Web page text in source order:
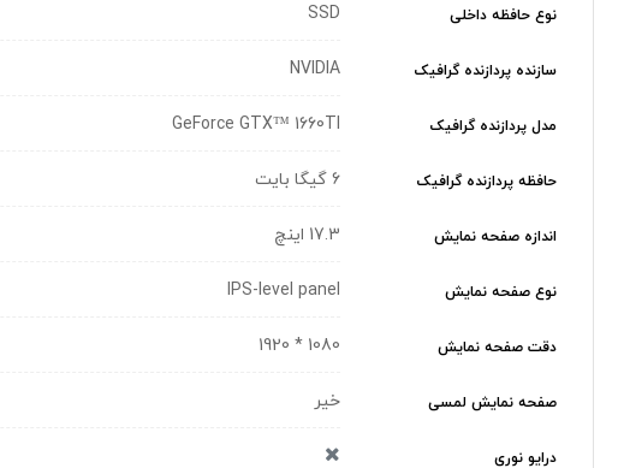
نوع حافظه داخلی SSD
سازنده پردازنده گرافیک NVIDIA
مدل پردازنده گرافیک GeForce GTX™ 1660TI
حافظه پردازنده گرافیک 6 گیگا بایت
اندازه صفحه نمایش 17.3 اینچ
نوع صفحه نمایش IPS-level panel
دقت صفحه نمایش 1080 * 1920
صفحه نمایش لمسی خیر
درایو نوری